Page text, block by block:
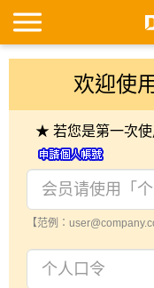
欢迎使
★ 若您是第一次
【范例：